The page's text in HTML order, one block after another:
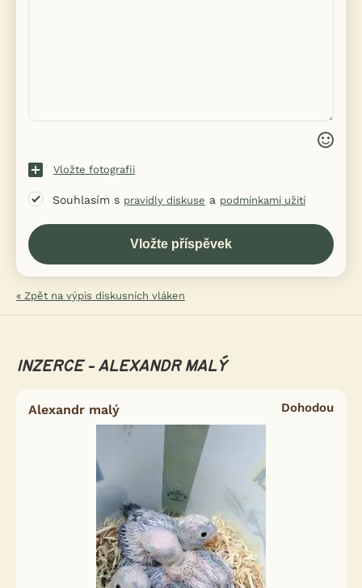
Vložte fotografii
Souhlasím s pravidly diskuse a podmínkami užití
« Zpět na výpis diskusních vláken
INZERCE - ALEXANDR MALÝ
Alexandr malý Dohodou